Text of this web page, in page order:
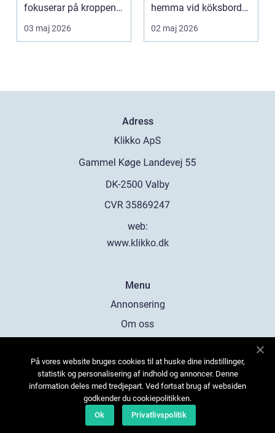
fokuserar på kroppens
egen förmåga att lä...
03 maj 2026
hemma vid köksbordet
finns det ba...
02 maj 2026
Adress
web:
www.klikko.dk
Menu
Annonsering
Om oss
Kontakta oss
Sitemap
På vores website bruges cookies til at huske dine indstillinger,
statistik og personalisering af indhold og annoncer. Denne
information deles med tredjepart. Ved fortsat brug af websiden
godkender du cookiepolitikken.
Ok
Privatlivspolitik